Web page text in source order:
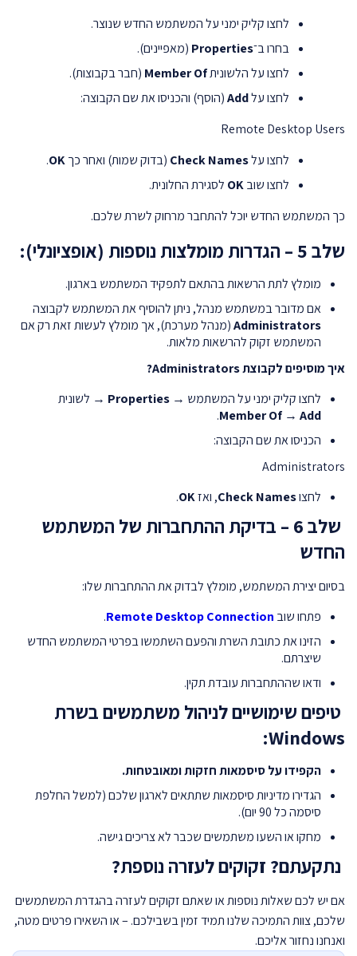
לחצו קליק ימני על המשתמש החדש שנוצר.
בחרו ב־Properties (מאפיינים).
לחצו על הלשוניתMember Of (חבר בקבוצות).
לחצו עלAdd(הוסף) והכניסו את שם הקבוצה:
Remote Desktop Users
לחצו עלCheck Names (בדוק שמות) ואחר כךOK
.
לחצו שובOK לסגירת החלונית.
כך המשתמש החדש יוכל להתחבר מרחוק לשרת שלכם.
שלב 5 – הגדרות מומלצות נוספות (אופציונלי):
מומלץ לתת הרשאות בהתאם לתפקיד המשתמש בארגון.
אם מדובר במשתמש מנהל, ניתן להוסיף את המשתמש לקבוצה
Administrators(מנהל מערכת), אך מומלץ לעשות זאת רק אם
המשתמש זקוק להרשאות מלאות.
איך מוסיפים לקבוצת Administrators?
לחצו קליק ימני על המשתמש → Properties → לשונית
Member Of → Add
.
הכניסו את שם הקבוצה:
Administrators
לחצוCheck Names, ואזOK
.
שלב 6 – בדיקת ההתחברות של המשתמש
החדש
בסיום יצירת המשתמש, מומלץ לבדוק את ההתחברות שלו:
פתחו שוב Remote Desktop Connection
.
הזינו את כתובת השרת והפעם השתמשו בפרטי המשתמש החדש
שיצרתם.
ודאו שההתחברות עובדת תקין.
טיפים שימושיים לניהול משתמשים בשרת
Windows:
הקפידו על סיסמאות חזקות ומאובטחות.
הגדירו מדיניות סיסמאות שתתאים לארגון שלכם (למשל החלפת
סיסמה כל 90 יום).
מחקו או השעו משתמשים שכבר לא צריכים גישה.
נתקעתם? זקוקים לעזרה נוספת?
אם יש לכם שאלות נוספות או שאתם זקוקים לעזרה בהגדרת המשתמשים
שלכם, צוות התמיכה שלנו תמיד זמין בשבילכם. – או השאירו פרטים מטה,
ואנחנו נחזור אליכם.